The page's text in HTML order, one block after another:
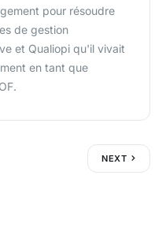
pour résoudre
de gestion
et Qualiopi qu'il vivait
en tant que
NEXT